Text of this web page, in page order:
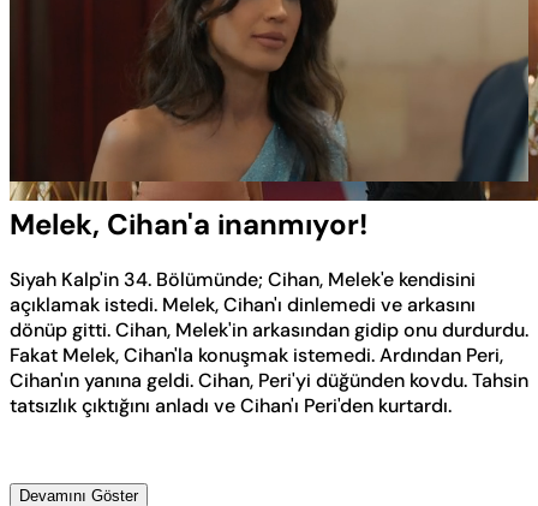
Sesi
Aç
Yüklendi:
40.43%
Hızı
Melek, Cihan'a inanmıyor!
Siyah Kalp'in 34. Bölümünde; Cihan, Melek'e kendisini
açıklamak istedi. Melek, Cihan'ı dinlemedi ve arkasını
dönüp gitti. Cihan, Melek'in arkasından gidip onu durdurdu.
Fakat Melek, Cihan'la konuşmak istemedi. Ardından Peri,
Cihan'ın yanına geldi. Cihan, Peri'yi düğünden kovdu. Tahsin
tatsızlık çıktığını anladı ve Cihan'ı Peri'den kurtardı.
Devamını Göster